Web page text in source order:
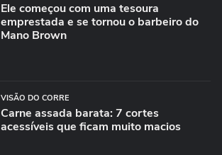
Ele começou com uma tesoura
emprestada e se tornou o barbeiro do
Mano Brown
VISÃO DO CORRE
Carne assada barata: 7 cortes
acessíveis que ficam muito macios